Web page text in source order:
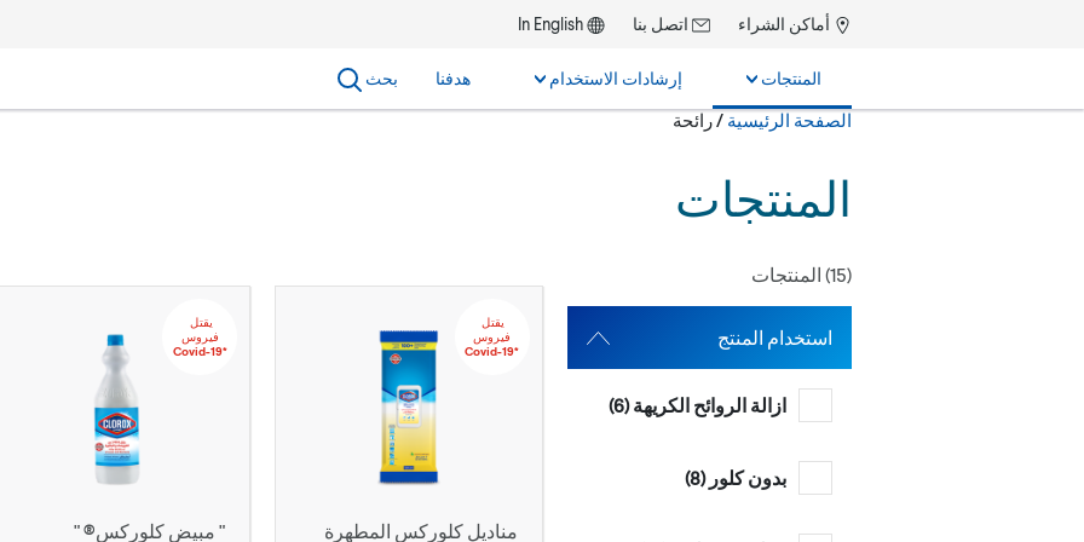
أماكن الشراء اتصل بنا In English
المنتجات إرشادات الاستخدام هدفنا بحث
الصفحة الرئيسية /حالياً:
رائحة
المنتجات
(
15) المنتجات
استخدام المنتج
ازالة الروائح الكريهة (6
)
بدون كلور (8
)
يقتل‬ ‫‫‫‫‏‫
‬‫فيروس
‏*‫Covid-19
مناديل كلوركس المطهرة
يقتل‬ ‫‫‫‫‏‫
‬‫فيروس
‏*‫Covid-19
" مبيض كلوركس® "